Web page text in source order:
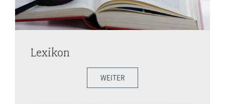
Lexikon
WEITER